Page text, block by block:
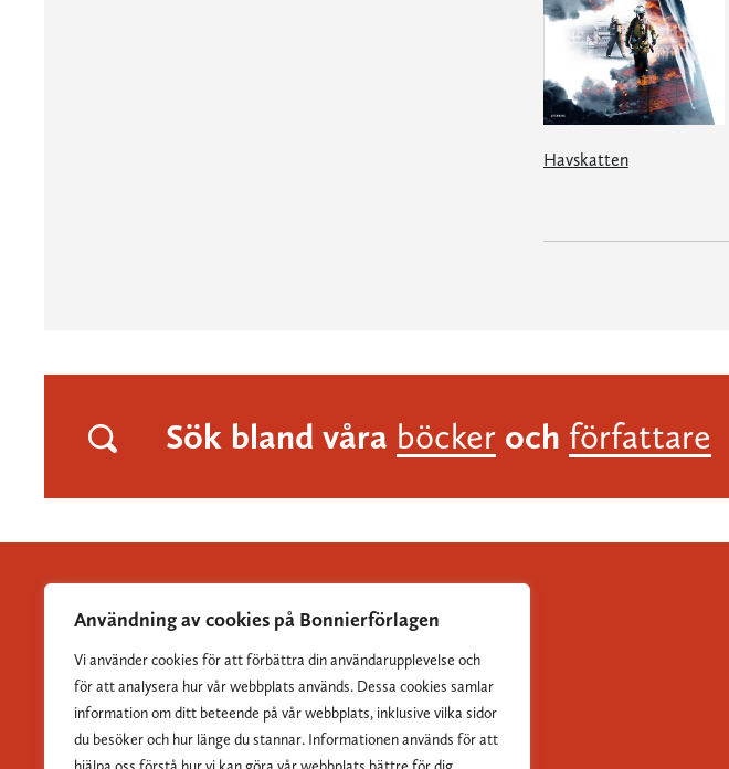
Användning av cookies på Bonnierförlagen
Vi använder cookies för att förbättra din användarupplevelse och
för att analysera hur vår webbplats används. Dessa cookies samlar
information om ditt beteende på vår webbplats, inklusive vilka sidor
du besöker och hur länge du stannar. Informationen används för att
Havskatten
Sök bland våra böcker och författare
Albert Bonniers Förlag grundades 1837 och är Sveriges
största skönlitterära förlag.